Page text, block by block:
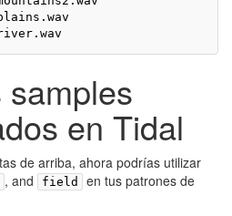
samples
en Tidal
de arriba, ahora podrías utilizar
, and field
en tus patrones de